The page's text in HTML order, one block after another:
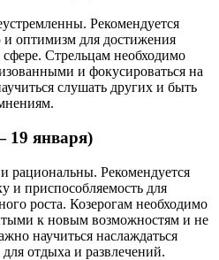
Рекомендуется
и оптимизм для достижения
Стрельцам необходимо
и фокусироваться на
слушать других и быть
19 января)
рациональны. Рекомендуется
и приспособляемость для
роста. Козерогам необходимо
к новым возможностям и не
научиться наслаждаться
отдыха и развлечений.